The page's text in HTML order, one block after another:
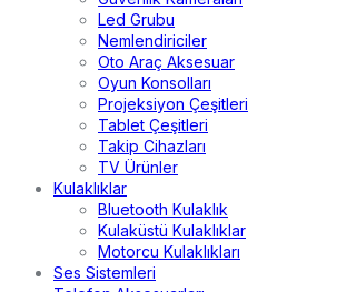
Led Grubu
Nemlendiriciler
Oto Araç Aksesuar
Oyun Konsolları
Projeksiyon Çeşitleri
Tablet Çeşitleri
Takip Cihazları
TV Ürünler
Kulaklıklar
Bluetooth Kulaklık
Kulaküstü Kulaklıklar
Motorcu Kulaklıkları
Ses Sistemleri